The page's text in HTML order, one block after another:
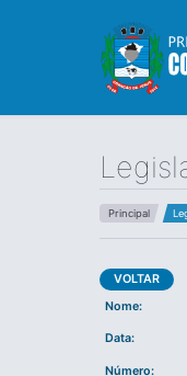
Principal
VOLTAR
Nome:
Data:
Número: